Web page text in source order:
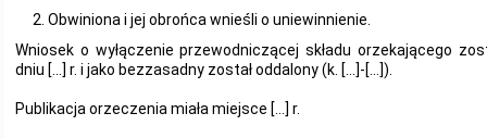
Obwiniona i jej obrońca wnieśli o uniewinnienie.
Wniosek o wyłączenie przewodniczącej składu orzekającego
dniu […] r. i jako bezzasadny został oddalony (k. […]-[…]).
Publikacja orzeczenia miała miejsce […] r.